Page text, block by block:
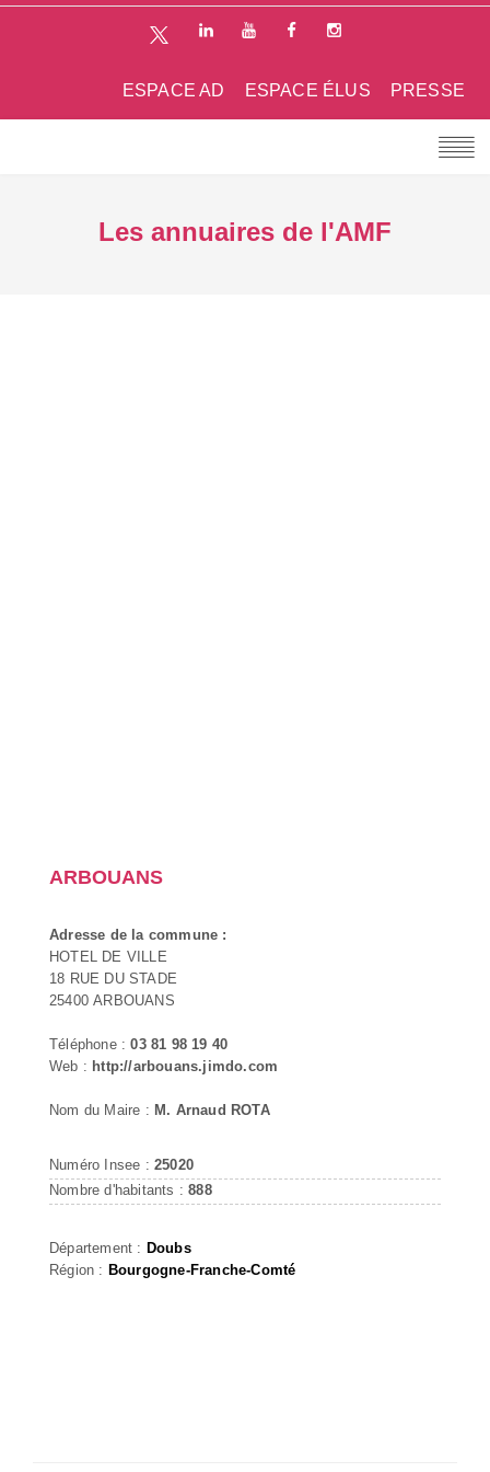
PRESSE
ESPACE ÉLUS
ESPACE AD
Les annuaires de l'AMF
ARBOUANS
Adresse de la commune :
HOTEL DE VILLE
18 RUE DU STADE
25400 ARBOUANS
Téléphone :03 81 98 19 40
Web : http://arbouans.jimdo.com
Nom du Maire : M. Arnaud ROTA
Numéro Insee : 25020
Nombre d'habitants :888
Département : Doubs
Région : Bourgogne-Franche-Comté